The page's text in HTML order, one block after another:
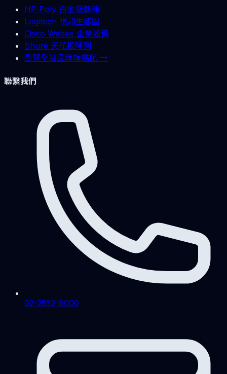
HP Poly 白金級夥伴
Logitech 視訊生態圈
Cisco Webex 企業設備
Shure 天花板陣列
瀏覽全站品牌旗艦館 →
聯繫我們
02-2552-8000